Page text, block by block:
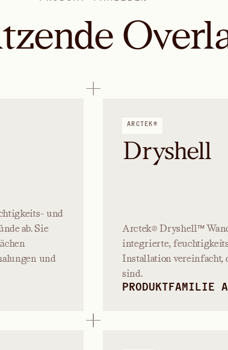
und
ab. Sie
und
ARCTEK®
Dryshell
Arctek® Dryshell™
integrierte,
Installation vereinfacht,
sind.
PRODUKTFAMILIE